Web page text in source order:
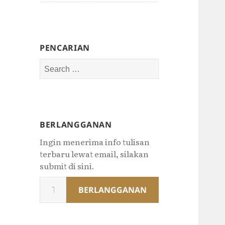
PENCARIAN
Search
for:
BERLANGGANAN
Ingin menerima info tulisan
terbaru lewat email, silakan
submit di sini.
your
email…
BERLANGGANAN